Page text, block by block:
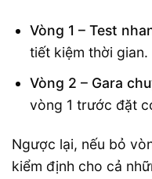
Vòng 1 – Test
tiết kiệm thời gian.
Vòng 2 – Gara
vòng 1 trước đặt
Ngược lại, nếu bỏ
kiểm định cho cả